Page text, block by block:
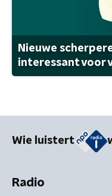
Nieuwe
interessant voor
Wie luistert
Radio